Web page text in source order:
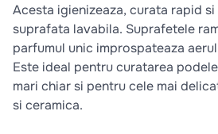
Acesta igienizeaza, curata rapid
suprafata lavabila. Suprafetele
parfumul unic improspateaza
Este ideal pentru curatarea
mari chiar si pentru cele mai
si ceramica.